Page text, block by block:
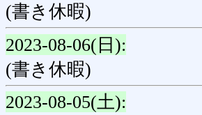
(書き休暇)
2023-08-06(日):
(書き休暇)
2023-08-05(土):